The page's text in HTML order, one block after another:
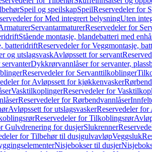
Speil og speilskapSpeilReservedeler for
for Med integrert belysningUten
ServantarmaturerReservedeler for
Stående montasje, blandebatteri med
batteridriftReservedeler for Veggmontasje,
og utslagsvaskAvløpssett for servant
Dykkrørvannlåser for servanter,
Reservedeler for Servanttilkoblinger
for Avløpssett for kjøkkenvasker
VasktilkoplingerReservedeler for
Reservedeler for Rørbendvannlåser
Avløpssett for utslagsvaskerReservedeler for
Reservedeler for Tilkoblingsrør
Gulvdrenering for dusjerSlukrenner
for Tilbehør til dusjgulvavløpVeggsluk
Nisjebokser til dusjer